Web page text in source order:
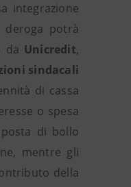
integrazione
deroga potrà
da Unicredit,
sindacali
di cassa
o spesa
di bollo
mentre gli
della